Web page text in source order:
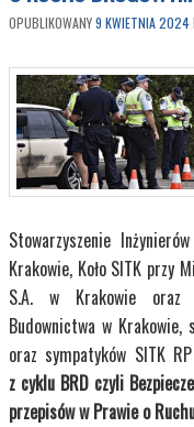
OPUBLIKOWANY9 KWIETNIA 2024
Stowarzyszenie
Krakowie, Koło SITK przy
S.A. w Krakowie oraz
Budownictwa w Krakowie,
oraz sympatyków SITK
z cyklu BRD czyli
przepisów w Prawie o